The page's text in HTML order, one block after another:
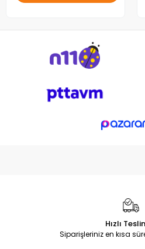
Hızlı
Siparişleriniz en kısa